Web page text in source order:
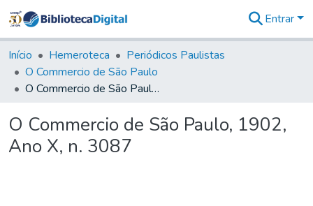
&
Coleções
Tudo na
Biblioteca
Estatísticas
Entrar
Início Hemeroteca
Periódicos Paulistas
O Commercio de São Paulo
O Commercio de São Paulo, 1902, Ano X, n. 3087
O Commercio de São Paulo, 1902,
Ano X, n. 3087